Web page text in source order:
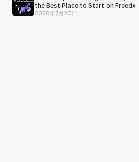
the Best Place to Start on Freedx
2026年7月20日